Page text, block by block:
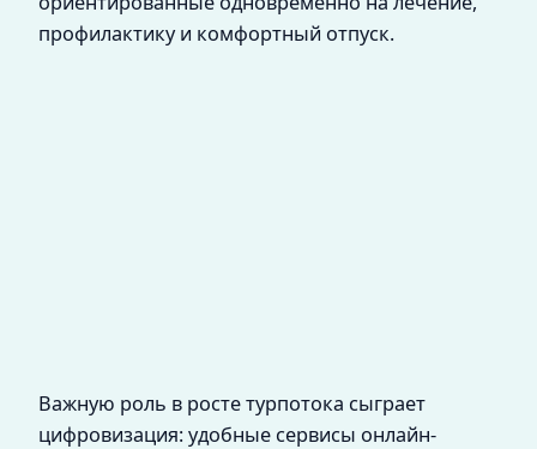
профилактику и комфортный отпуск.
Важную роль в росте турпотока сыграет
цифровизация: удобные сервисы онлайн-